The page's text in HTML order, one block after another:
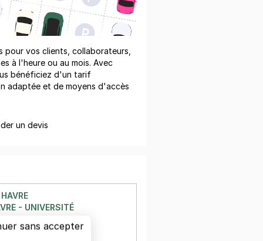
pour vos clients, collaborateurs,
à l'heure ou au mois. Avec
bénéficiez d'un tarif
adaptée et de moyens d'accès
un devis
- UNIVERSITÉ
à 49 m
sans accepter